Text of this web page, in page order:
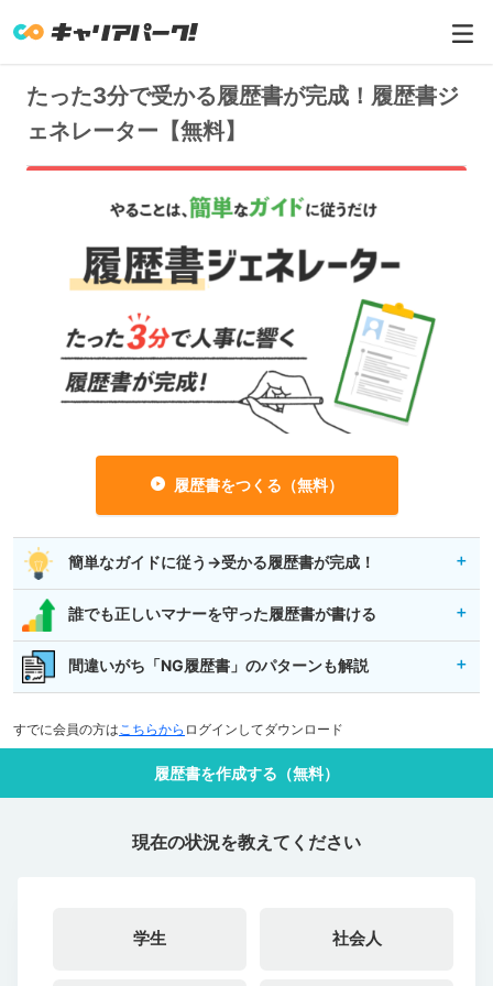
たった3分で受かる履歴書が完成！履歴書ジ
ェネレーター【無料】
履歴書を作成する（無料）
履歴書をつくる（無料）
簡単なガイドに従う→受かる履歴書が完成！
誰でも正しいマナーを守った履歴書が書ける
間違いがち「NG履歴書」のパターンも解説
すでに会員の方は こちらから ログインしてダウンロード
履歴書を作成する（無料）
現在の状況を教えてください
学生 社会人